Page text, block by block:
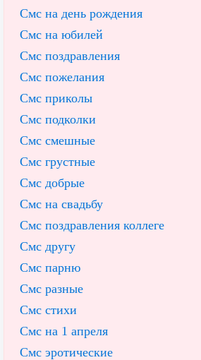
Смс на день рождения
Смс на юбилей
Смс поздравления
Смс пожелания
Смс приколы
Смс подколки
Смс смешные
Смс грустные
Смс добрые
Смс на свадьбу
Смс поздравления коллеге
Смс другу
Смс парню
Смс разные
Смс стихи
Смс на 1 апреля
Смс эротические